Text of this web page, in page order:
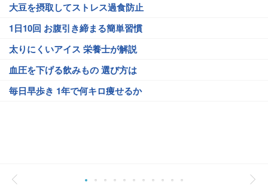
大豆を摂取してストレス過食防止
1日10回 お腹引き締まる簡単習慣
太りにくいアイス 栄養士が解説
血圧を下げる飲みもの 選び方は
毎日早歩き 1年で何キロ痩せるか